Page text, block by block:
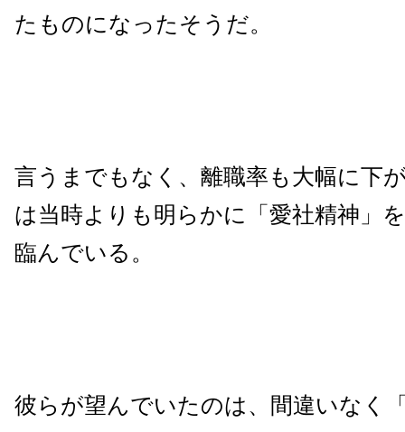
たものになったそうだ。
言うまでもなく、離職率も大幅に下
は当時よりも明らかに「愛社精神」
臨んでいる。
彼らが望んでいたのは、間違いなく